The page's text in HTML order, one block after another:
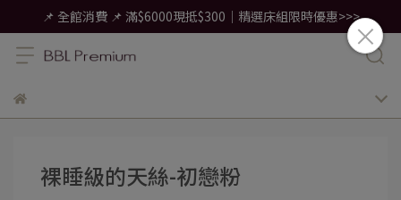
📌 全館消費 📌 滿$6000現抵$300｜精選床組限時優惠>>>
裸睡級的天絲-初戀粉